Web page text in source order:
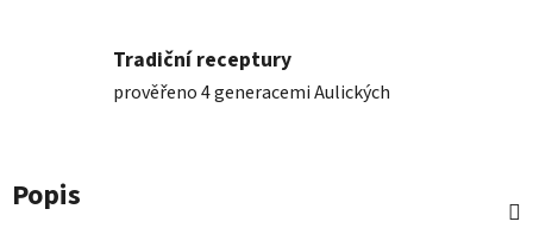
Tradiční receptury
prověřeno 4 generacemi Aulických
Popis